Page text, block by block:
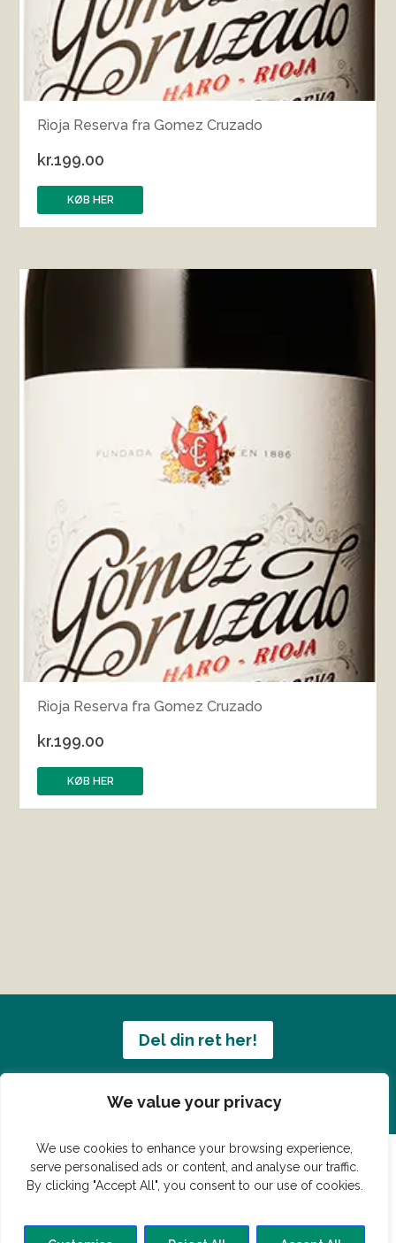
We value your privacy
We use cookies to enhance your browsing experience,
serve personalised ads or content, and analyse our traffic.
By clicking "Accept All", you consent to our use of cookies.
Rioja Reserva fra Gomez Cruzado
kr.199.00
KØB HER
Rioja Reserva fra Gomez Cruzado
kr.199.00
KØB HER
Del din ret her!
Har du en konge ret du vil dele?
© Vildmedmad.dk 2019. God og nem mad!